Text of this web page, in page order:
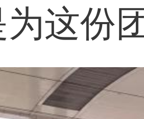
这份